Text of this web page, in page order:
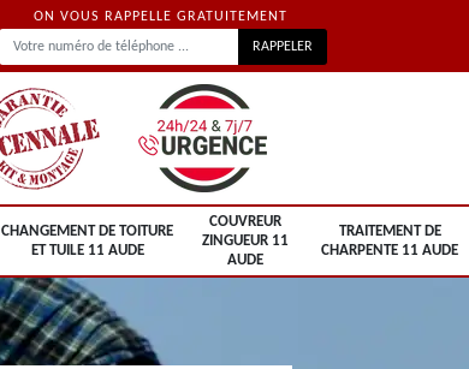
ON VOUS RAPPELLE GRATUITEMENT
CHANGEMENT DE TOITURE
ET TUILE 11 AUDE
COUVREUR
ZINGUEUR 11
AUDE
TRAITEMENT DE
CHARPENTE 11 AUDE